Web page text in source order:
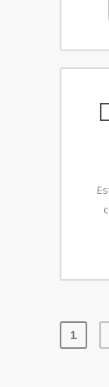
1